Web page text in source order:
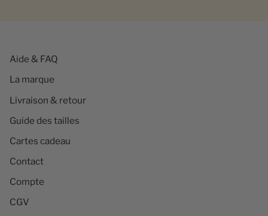
Aide & FAQ
La marque
Livraison & retour
Guide des tailles
Cartes cadeau
Contact
Compte
CGV